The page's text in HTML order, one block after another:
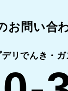
お問い合
デリでんき・